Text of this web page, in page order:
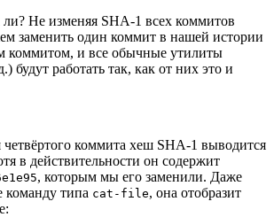
ли? Не изменяя SHA-1 всех коммитов
заменить один коммит в нашей истории
коммитом, и все обычные утилиты
будут работать так, как от них это и
четвёртого коммита хеш SHA-1 выводится
в действительности он содержит
, которым мы его заменили. Даже
типа cat-file, она отобразит